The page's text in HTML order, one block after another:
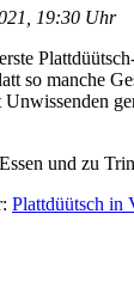
19:30 Uhr
so manche
und zu
Plattdüütsch in